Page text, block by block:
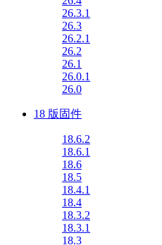
26.3.1
26.3
26.2.1
26.2
26.1
26.0.1
26.0
18 版固件
18.6.2
18.6.1
18.6
18.5
18.4.1
18.4
18.3.2
18.3.1
18.3